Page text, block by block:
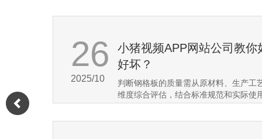
26
2025/10
小猪视频APP网站公司教
好坏？
判断钢格板的质量需从‌原材料、生产工
维度综合评估，结合标准规范和实际